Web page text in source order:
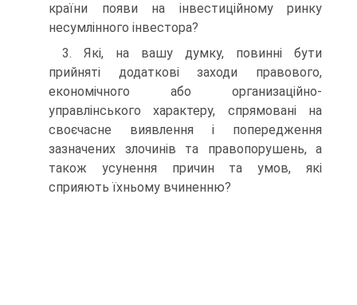
країни появи на інвестиційному ринку
несумлінного інвестора?
3. Які, на вашу думку, повинні бути
прийняті додаткові заходи правового,
економічного або организаційно-
управлінського характеру, спрямовані на
своєчасне виявлення і попередження
зазначених злочинів та правопорушень, а
також усунення причин та умов, які
сприяють їхньому вчиненню?